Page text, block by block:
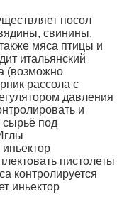
посол
свинины,
мяса птицы и
итальянский
(возможно
рассола с
давления
и
сырьё под
пистолеты
контролируется
иньектор